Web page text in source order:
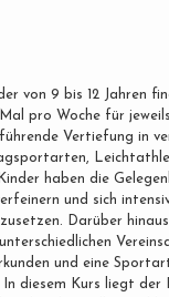
von 9 bis 12 Jahren
Mal pro Woche für
Vertiefung in
haben die
und sich
Darüber
und eine
diesem Kurs liegt der